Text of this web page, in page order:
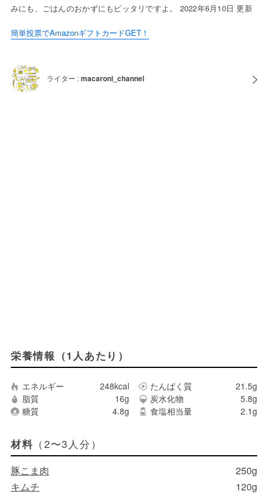
みにも、ごはんのおかずにもピッタリですよ。 2022年6月10日 更新
簡単投票でAmazonギフトカードGET！
ライター :macaroni_channel
栄養情報（1人あたり）
エネルギー 248kcal たんぱく質
21.5g
脂質
16g 炭水化物
5.8g
糖質
4.8g 食塩相当量 2.1g
材料 （2〜3人分）
豚こま肉
250g
キムチ
120g